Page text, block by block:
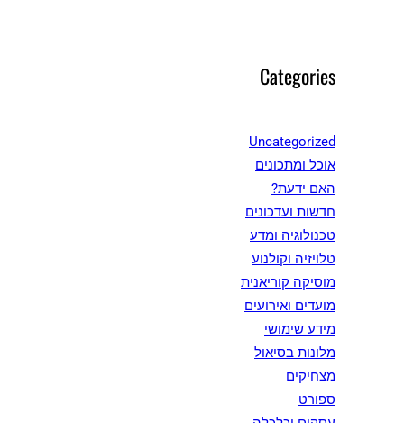
Categories
Uncategorized
אוכל ומתכונים
האם ידעת?
חדשות ועדכונים
טכנולוגיה ומדע
טלויזיה וקולנוע
מוסיקה קוריאנית
מועדים ואירועים
מידע שימושי
מלונות בסיאול
מצחיקים
ספורט